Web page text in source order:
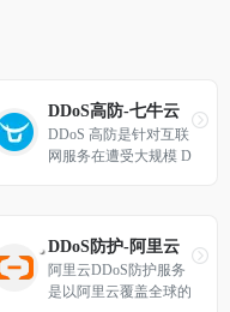
DDoS高防-七牛云
DDoS 高防是针对互联
网服务在遭受大规模 D
的抗 D 安全服务。用
户可通过七牛云 T 级高
防 IP ，应对 DDoS / C
DDoS防护-阿里云
阿里云DDoS防护服务
是以阿里云覆盖全球的